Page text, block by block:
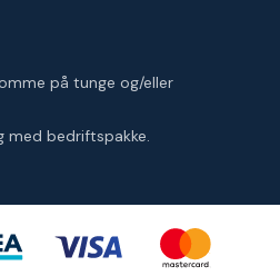
på tunge og/eller
med bedriftspakke.